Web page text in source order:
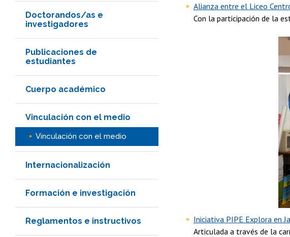
Doctorandos/as e
investigadores
Publicaciones de
estudiantes
Cuerpo académico
Vinculación con el medio
Vinculación con el medio
Internacionalización
Formación e investigación
Reglamentos e instructivos
Alianza entre el Liceo
Con la participación de la
Iniciativa PIPE Explora en
Articulada a través de la